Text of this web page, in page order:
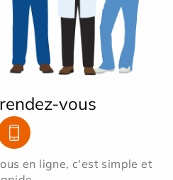
vous
en ligne, c'est simple et